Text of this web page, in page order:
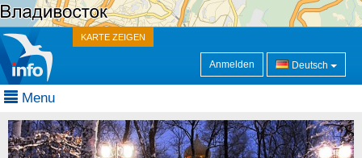
KARTE ZEIGEN
Anmelden Deutsch
Menu